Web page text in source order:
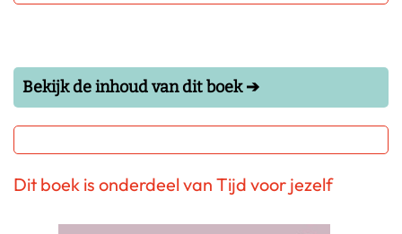
Bekijk de inhoud van dit boek ➔
Dit boek is onderdeel van Tijd voor jezelf